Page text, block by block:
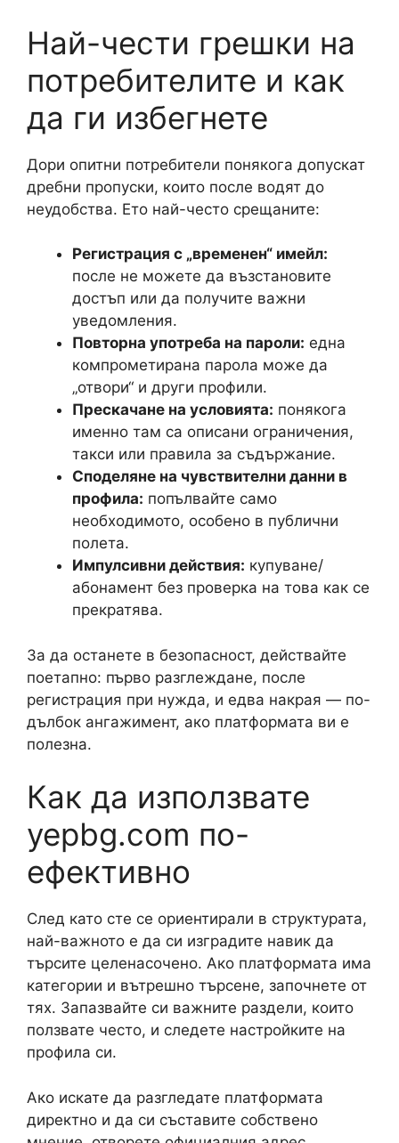
Най-чести грешки на
потребителите и как
да ги избегнете
Дори опитни потребители понякога допускат
дребни пропуски, които после водят до
неудобства. Ето най-често срещаните:
Регистрация с „временен“ имейл:
после не можете да възстановите
достъп или да получите важни
уведомления.
Повторна употреба на пароли: една
компрометирана парола може да
„отвори“ и други профили.
Прескачане на условията: понякога
именно там са описани ограничения,
такси или правила за съдържание.
Споделяне на чувствителни данни в
профила: попълвайте само
необходимото, особено в публични
полета.
Импулсивни действия: купуване/
абонамент без проверка на това как се
прекратява.
За да останете в безопасност, действайте
поетапно: първо разглеждане, после
регистрация при нужда, и едва накрая — по-
дълбок ангажимент, ако платформата ви е
полезна.
Как да използвате
yepbg.com по-
ефективно
След като сте се ориентирали в структурата,
най-важното е да си изградите навик да
търсите целенасочено. Ако платформата има
категории и вътрешно търсене, започнете от
тях. Запазвайте си важните раздели, които
ползвате често, и следете настройките на
профила си.
Ако искате да разгледате платформата
директно и да си съставите собствено